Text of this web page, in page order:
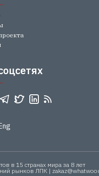
в 15 странах мира за 8 лет
рынков ЛПК |